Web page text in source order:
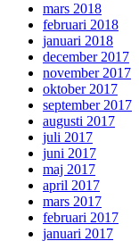
mars 2018
februari 2018
januari 2018
december 2017
november 2017
oktober 2017
september 2017
augusti 2017
juli 2017
juni 2017
maj 2017
april 2017
mars 2017
februari 2017
januari 2017